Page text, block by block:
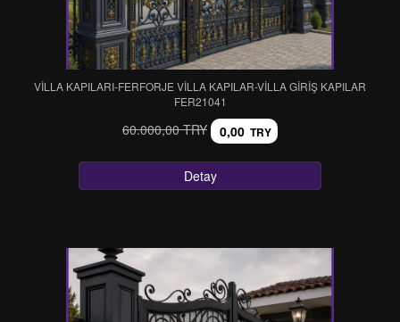
VİLLA KAPILARI-FERFORJE VİLLA KAPILAR-VİLLA GİRİŞ KAPILAR
FER21041
60.000,00 TRY 0,00 TRY
Detay